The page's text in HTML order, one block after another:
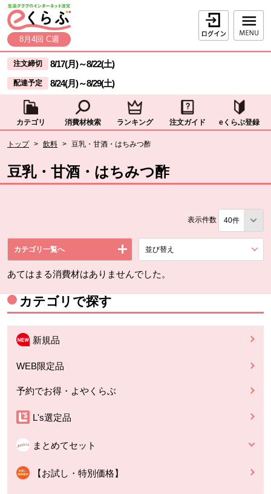
ページの先頭です。
本文へジャンプする。
8月4回 C週
ログイン
ここからサイト内共通メニューです。
サイト内共通メニューをスキップする
注文締切 8/17(月)～8/22(土)
配達予定 8/24(月)～8/29(土)
カテゴリ 消費材検索 ランキング 注文ガイド eくらぶ登録
トップ > 飲料 > 豆乳・甘酒・はちみつ酢
豆乳・甘酒・はちみつ酢
表示件数
カテゴリ一覧へ 並び替え
あてはまる消費材はありませんでした。
カテゴリで探す
新規品
WEB限定品
予約でお得・よやくらぶ
L's選定品
まとめてセット
【お試し・特別価格】